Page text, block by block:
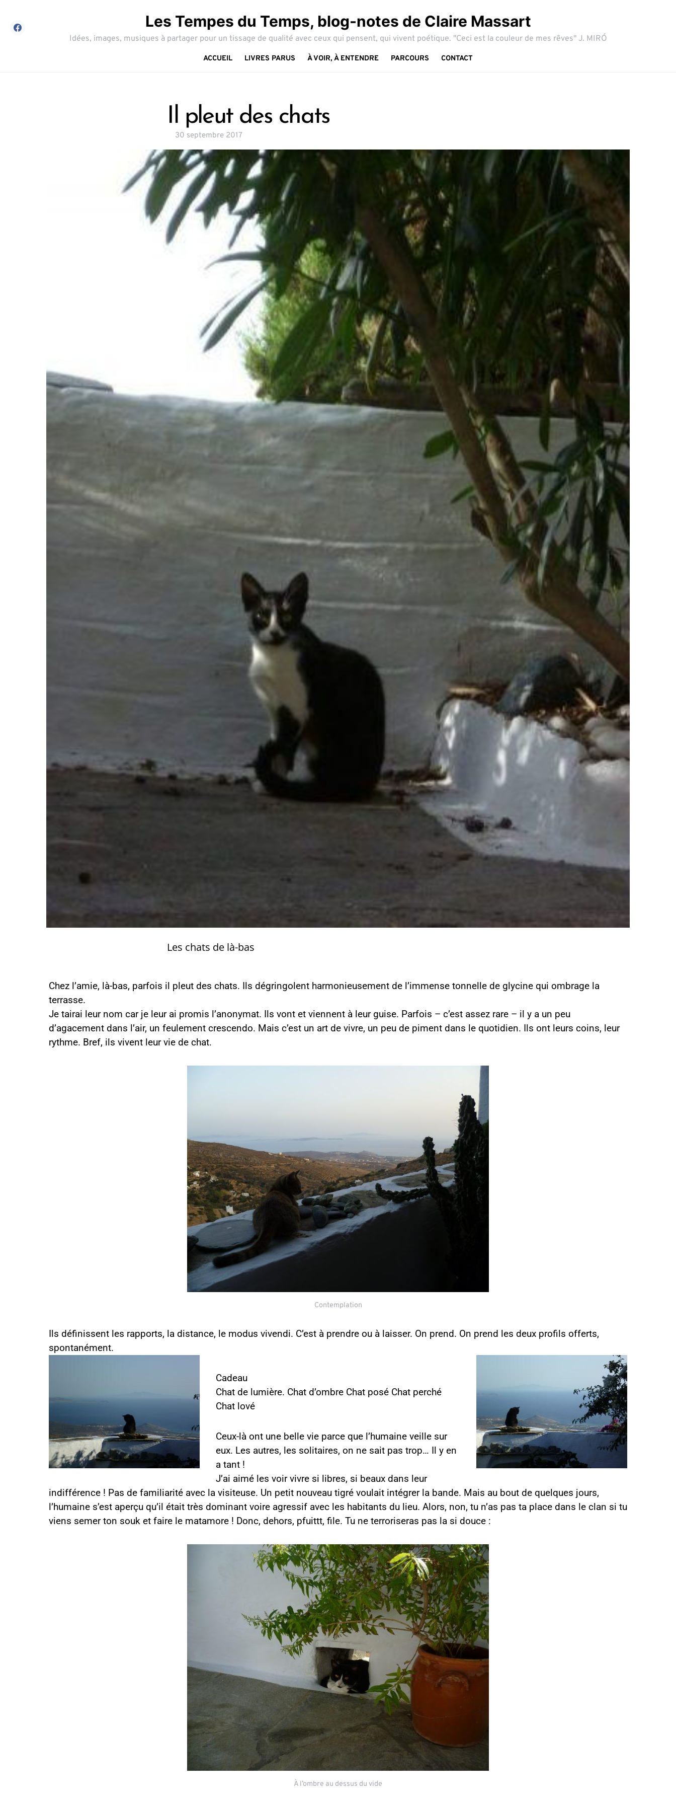
Les Tempes du Temps, blog-notes de Claire Massart
Idées, images, musiques à partager pour un tissage de qualité avec ceux qui pensent, qui vivent poétique. "Ceci est la couleur de mes rêves" J. MIRÓ
ACCUEIL LIVRES PARUS À VOIR, À ENTENDRE PARCOURS CONTACT
Il pleut des chats
30 septembre 2017
Les chats de là-bas
Chez l’amie, là-bas, parfois il pleut des chats. Ils dégringolent harmonieusement de l’immense tonnelle de glycine qui ombrage la
terrasse.
Je tairai leur nom car je leur ai promis l’anonymat. Ils vont et viennent à leur guise. Parfois – c’est assez rare – il y a un peu
d’agacement dans l’air, un feulement crescendo. Mais c’est un art de vivre, un peu de piment dans le quotidien. Ils ont leurs coins, leur
rythme. Bref, ils vivent leur vie de chat.
Contemplation
Ils définissent les rapports, la distance, le modus vivendi. C’est à prendre ou à laisser. On prend. On prend les deux profils offerts,
spontanément.
Cadeau
Chat de lumière. Chat d’ombre Chat posé Chat perché
Chat lové
Ceux-là ont une belle vie parce que l’humaine veille sur
eux. Les autres, les solitaires, on ne sait pas trop… Il y en
a tant !
J’ai aimé les voir vivre si libres, si beaux dans leur
indifférence ! Pas de familiarité avec la visiteuse. Un petit nouveau tigré voulait intégrer la bande. Mais au bout de quelques jours,
l’humaine s’est aperçu qu’il était très dominant voire agressif avec les habitants du lieu. Alors, non, tu n’as pas ta place dans le clan si tu
viens semer ton souk et faire le matamore ! Donc, dehors, pfuittt, file. Tu ne terroriseras pas la si douce :
À l’ombre au dessus du vide